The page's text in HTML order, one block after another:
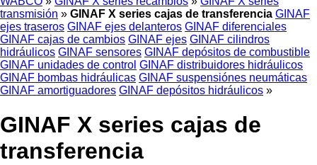
transmisión » GINAF X series cajas de transferencia GINAF
ejes traseros GINAF ejes delanteros GINAF diferenciales
GINAF cajas de cambios GINAF ejes GINAF cilindros
hidráulicos GINAF sensores GINAF depósitos de combustible
GINAF unidades de control GINAF distribuidores hidráulicos
GINAF bombas hidráulicas GINAF suspensiónes neumáticas
GINAF amortiguadores GINAF depósitos hidráulicos »
GINAF X series cajas de
transferencia